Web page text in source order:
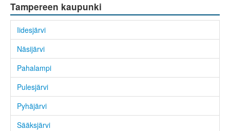
Tampereen kaupunki
Iidesjärvi
Näsijärvi
Pahalampi
Pulesjärvi
Pyhäjärvi
Sääksjärvi